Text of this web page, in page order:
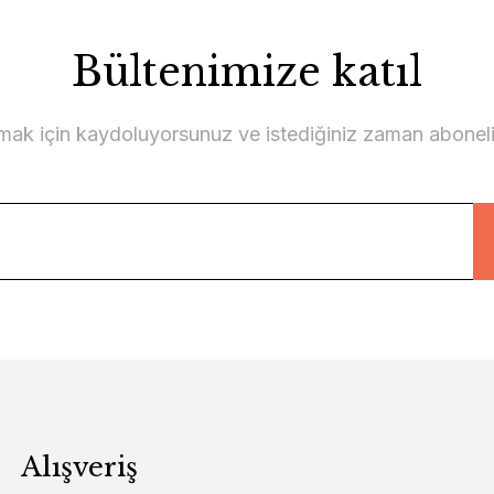
Bültenimize katıl
için kaydoluyorsunuz ve istediğiniz zaman
Alışveriş